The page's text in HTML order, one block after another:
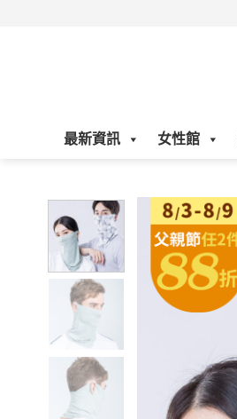
最新資訊 女性館